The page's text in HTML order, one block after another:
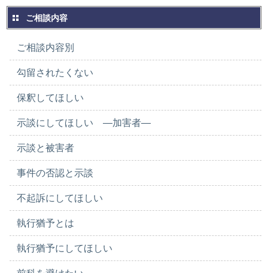
ご相談内容
ご相談内容別
勾留されたくない
保釈してほしい
示談にしてほしい ―加害者―
示談と被害者
事件の否認と示談
不起訴にしてほしい
執行猶予とは
執行猶予にしてほしい